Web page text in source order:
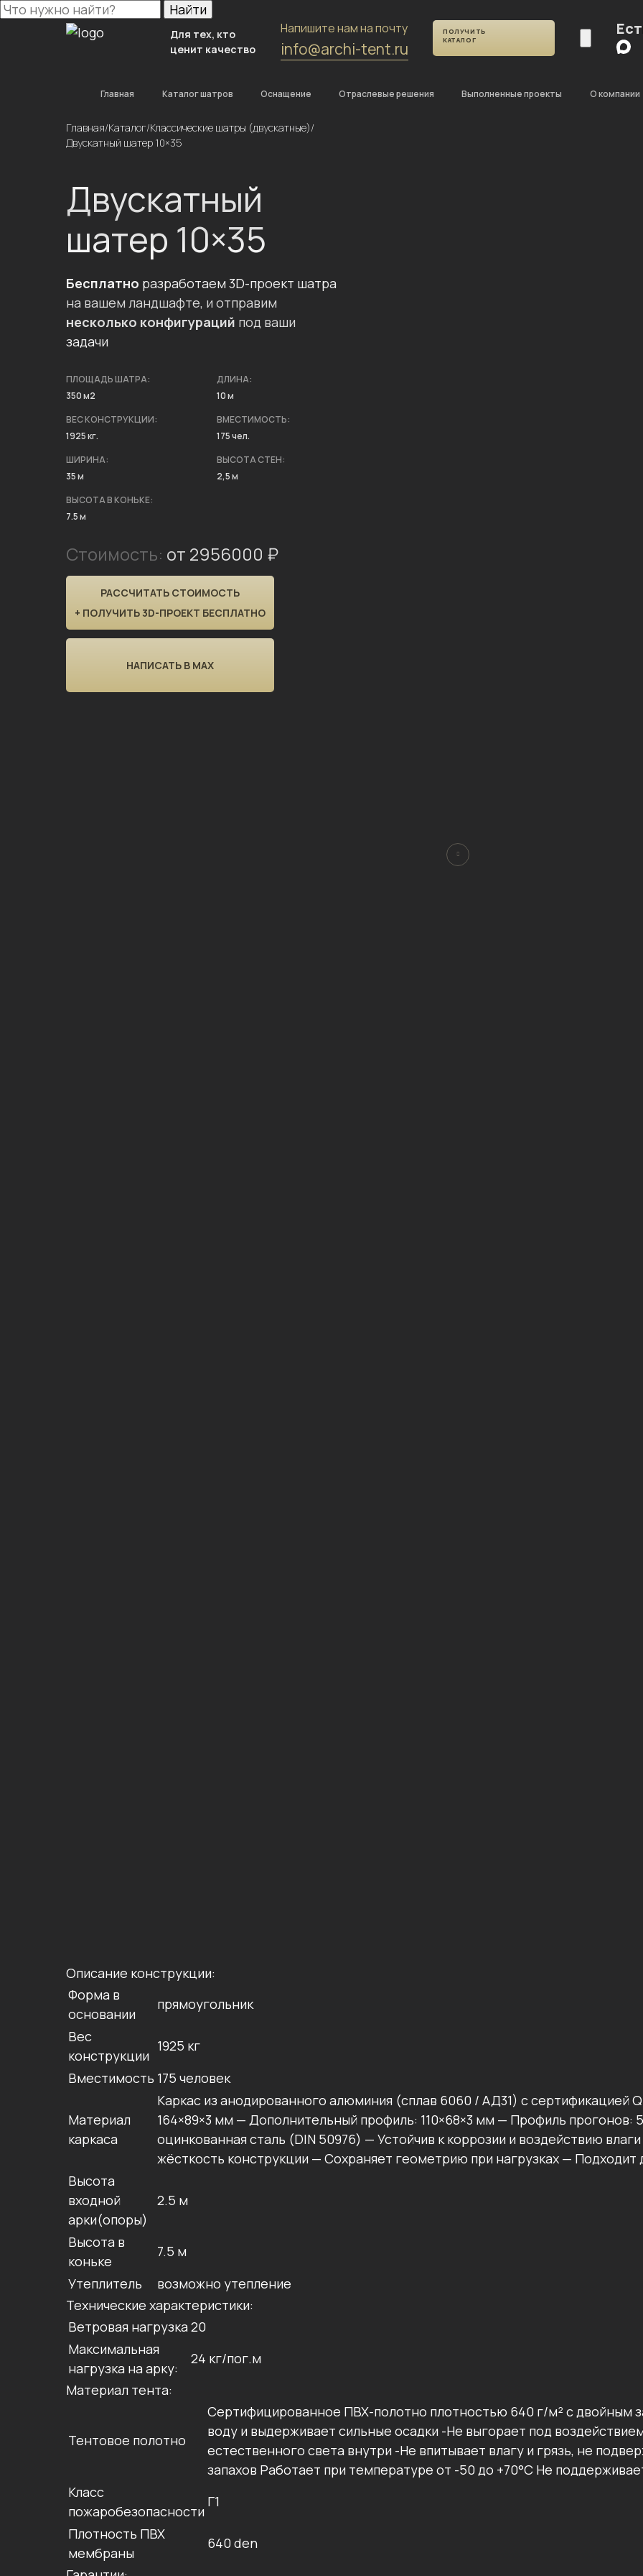
Для тех, кто
ценит качество
Напишите нам на почту
info@archi-tent.ru
ПОЛУЧИТЬ
КАТАЛОГ
Главная Каталог шатров Оснащение Отраслевые решения Выполненные проекты О компании
Найти
Главная/Каталог/Классические шатры (двускатные)/
Двускатный шатер 10×35
Двускатный
шатер 10×35
Бесплатно разработаем 3D-проект шатра
на вашем ландшафте, и отправим
несколько конфигураций под ваши
задачи
ПЛОЩАДЬ ШАТРА:
350 м2
ДЛИНА:
10 м
ВЕС КОНСТРУКЦИИ:
1925 кг.
ВМЕСТИМОСТЬ:
175 чел.
ШИРИНА:
35 м
ВЫСОТА СТЕН:
2,5 м
ВЫСОТА В КОНЬКЕ:
7.5 м
Стоимость: от 2956000 ₽
РАССЧИТАТЬ СТОИМОСТЬ
+ ПОЛУЧИТЬ 3D-ПРОЕКТ БЕСПЛАТНО
НАПИСАТЬ В MAX
Описание конструкции:
Форма в
основании
прямоугольник
Вес
конструкции
1925 кг
Вместимость 175 человек
Материал
каркаса
Каркас из анодированного алюминия (сплав 6060 / АД31) с сертификацией
164×89×3 мм — Дополнительный профиль: 110×68×3 мм — Профиль
оцинкованная сталь (DIN 50976) — Устойчив к коррозии и воздействию
жёсткость конструкции — Сохраняет геометрию при нагрузках — Подходит
Высота
входной
арки(опоры)
2.5 м
Высота в
коньке
7.5 м
Утеплитель
возможно утепление
Технические характеристики:
Ветровая нагрузка 20
Максимальная
нагрузка на арку:
24 кг/пог.м
Материал тента:
Тентовое полотно
Сертифицированное ПВХ-полотно плотностью 640 г/м² с двойным
воду и выдерживает сильные осадки -Не выгорает под
естественного света внутри -Не впитывает влагу и грязь, не
запахов Работает при температуре от -50 до +70°C Не
Класс
пожаробезопасности
Г1
Плотность ПВХ
мембраны
640 den